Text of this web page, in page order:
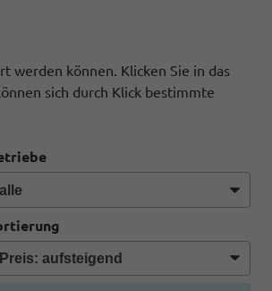
werden können. Klicken Sie in das
sich durch Klick bestimmte